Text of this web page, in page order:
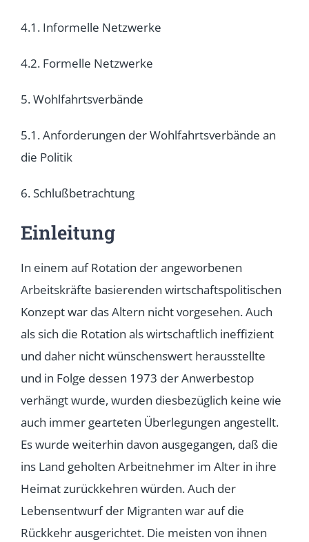
4.1. Informelle Netzwerke
4.2. Formelle Netzwerke
5. Wohlfahrtsverbände
5.1. Anforderungen der Wohlfahrtsverbände an
die Politik
6. Schlußbetrachtung
Einleitung
In einem auf Rotation der angeworbenen
Arbeitskräfte basierenden wirtschaftspolitischen
Konzept war das Altern nicht vorgesehen. Auch
als sich die Rotation als wirtschaftlich ineffizient
und daher nicht wünschenswert herausstellte
und in Folge dessen 1973 der Anwerbestop
verhängt wurde, wurden diesbezüglich keine wie
auch immer gearteten Überlegungen angestellt.
Es wurde weiterhin davon ausgegangen, daß die
ins Land geholten Arbeitnehmer im Alter in ihre
Heimat zurückkehren würden. Auch der
Lebensentwurf der Migranten war auf die
Rückkehr ausgerichtet. Die meisten von ihnen